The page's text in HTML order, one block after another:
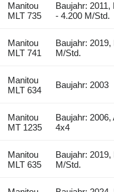
Manitou
MLT 735
Baujahr:
- 4.200 M/Std.
Manitou
MLT 741
Baujahr:
M/Std.
Manitou
MLT 634
Baujahr: 2003
Manitou
MT 1235
Baujahr:
4x4
Manitou
MLT 635
Baujahr:
M/Std.